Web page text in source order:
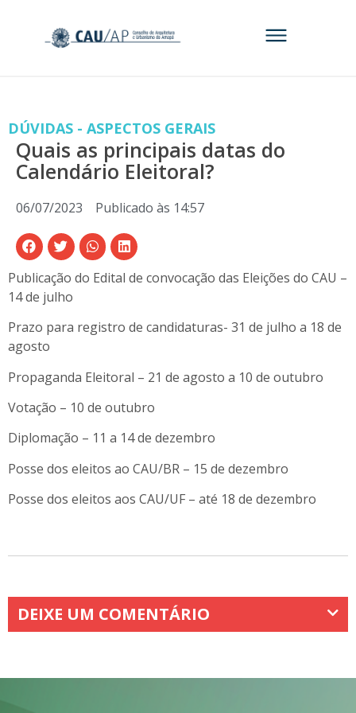
DÚVIDAS - ASPECTOS GERAIS
Quais as principais datas do
Calendário Eleitoral?
06/07/2023 Publicado às 14:57
Publicação do Edital de convocação das Eleições do CAU –
14 de julho
Prazo para registro de candidaturas- 31 de julho a 18 de
agosto
Propaganda Eleitoral – 21 de agosto a 10 de outubro
Votação – 10 de outubro
Diplomação – 11 a 14 de dezembro
Posse dos eleitos ao CAU/BR – 15 de dezembro
Posse dos eleitos aos CAU/UF – até 18 de dezembro
DEIXE UM COMENTÁRIO